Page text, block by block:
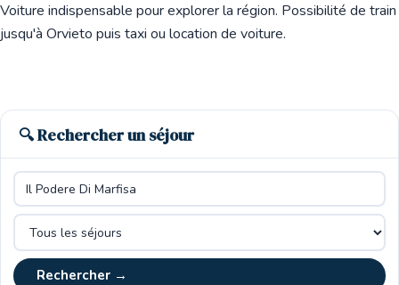
Voiture indispensable pour explorer la région. Possibilité de train
jusqu'à Orvieto puis taxi ou location de voiture.
🔍 Rechercher un séjour
Rechercher →